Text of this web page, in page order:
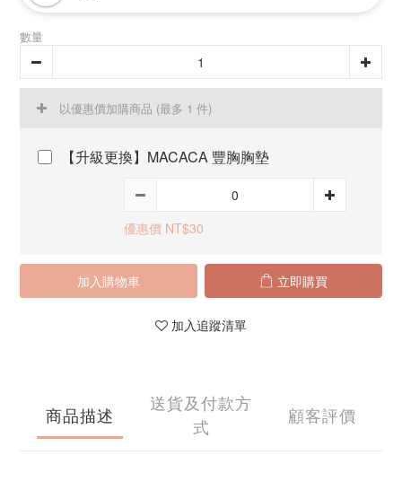
數量
以優惠價加購商品 (最多 1 件)
【升級更換】MACACA 豐胸胸墊
優惠價 NT$30
加入購物車 立即購買
加入追蹤清單
商品描述
送貨及付款方
式
顧客評價